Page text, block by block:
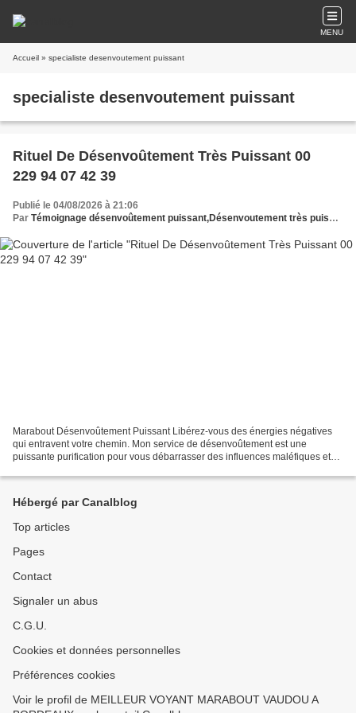
MENU
Accueil » specialiste desenvoutement puissant
specialiste desenvoutement puissant
Rituel De Désenvoûtement Très Puissant 00
229 94 07 42 39
Publié le 04/08/2026 à 21:06
Par Témoignage désenvoûtement puissant,Désenvoutement très puissant,Désenvoûtement puissant et rapide,Rituel désenvoûtement puissant,Désenvoûtement efficace puissant,
Marabout Désenvoûtement Puissant Libérez-vous des énergies négatives
qui entravent votre chemin. Mon service de désenvoûtement est une
puissante purification pour vous débarrasser des influences maléfiques et
Hébergé par Canalblog
Top articles
Pages
Contact
Signaler un abus
C.G.U.
Cookies et données personnelles
Préférences cookies
Voir le profil de MEILLEUR VOYANT MARABOUT VAUDOU A